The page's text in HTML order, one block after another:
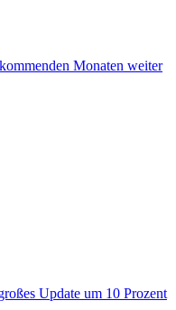
Monaten weiter
Update um 10 Prozent